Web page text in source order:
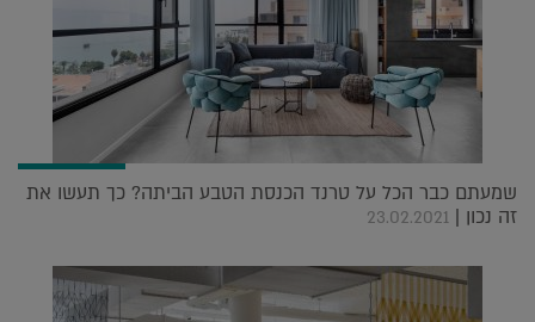
שמעתם כבר הכל על טרנד הכנסת הטבע הביתה? כך תעשו את
זה נכון | 23.02.2021